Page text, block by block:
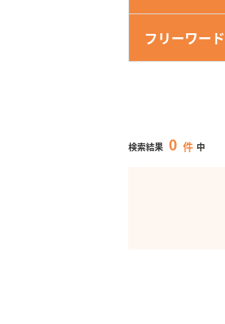
フリーワード
検索結果 0 件 中